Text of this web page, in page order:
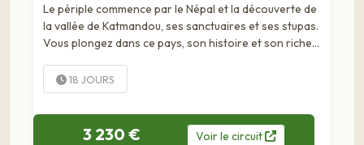
Le périple commence par le Népal et la découverte de
la vallée de Katmandou, ses sanctuaires et ses stupas.
Vous plongez dans ce pays, son histoire et son riche
Sikkim. Si le Népal était...
18 JOURS
3 230 € Voirle circuit